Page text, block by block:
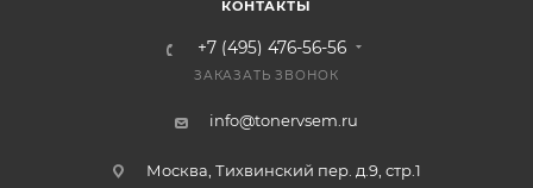
КОНТАКТЫ
+7 (495) 476-56-56
ЗАКАЗАТЬ ЗВОНОК
info@tonervsem.ru
Москва, Тихвинский пер. д.9, стр.1